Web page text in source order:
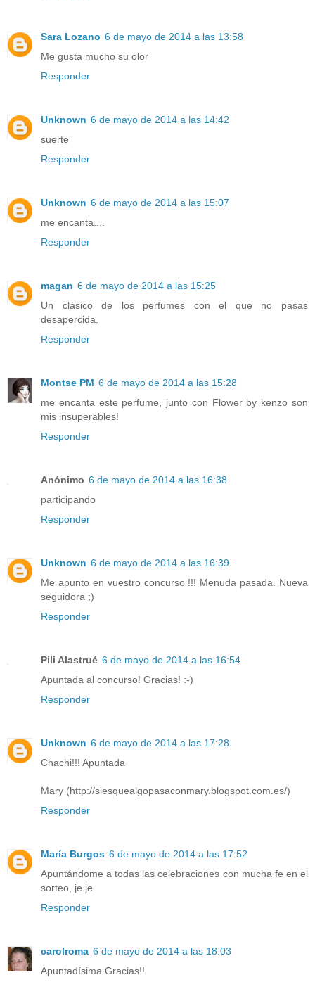
Sara Lozano 6 de mayo de 2014 a las 13:58
Me gusta mucho su olor
Responder
Unknown 6 de mayo de 2014 a las 14:42
suerte
Responder
Unknown 6 de mayo de 2014 a las 15:07
me encanta....
Responder
magan 6 de mayo de 2014 a las 15:25
Un clásico de los perfumes con el que no pasas
desapercida.
Responder
Montse PM 6 de mayo de 2014 a las 15:28
me encanta este perfume, junto con Flower by kenzo son
mis insuperables!
Responder
Anónimo 6 de mayo de 2014 a las 16:38
participando
Responder
Unknown 6 de mayo de 2014 a las 16:39
Me apunto en vuestro concurso !!! Menuda pasada. Nueva
seguidora ;)
Responder
Pili Alastrué 6 de mayo de 2014 a las 16:54
Apuntada al concurso! Gracias! :-)
Responder
Unknown 6 de mayo de 2014 a las 17:28
Chachi!!! Apuntada
Mary (http://siesquealgopasaconmary.blogspot.com.es/)
Responder
María Burgos 6 de mayo de 2014 a las 17:52
Apuntándome a todas las celebraciones con mucha fe en el
sorteo, je je
Responder
carolroma 6 de mayo de 2014 a las 18:03
Apuntadísima.Gracias!!